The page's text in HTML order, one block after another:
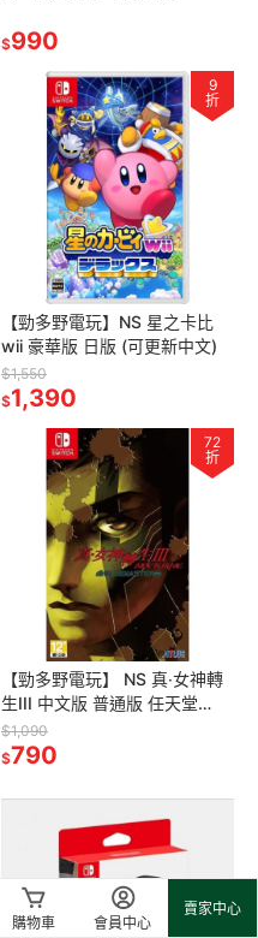
購物車 會員中心
賣家中心
$990
9
折
【勁多野電玩】NS 星之卡比
wii 豪華版 日版 (可更新中文)
$1,550
$1,390
72
折
【勁多野電玩】 NS 真‧女神轉
生III 中文版 普通版 任天堂
Switch遊戲
$1,090
$790